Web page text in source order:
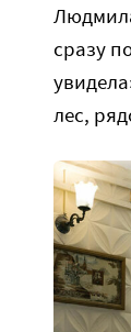
сразу
лес,